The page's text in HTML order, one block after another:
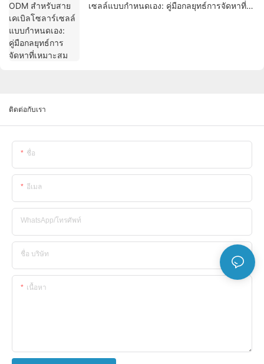
เซลล์แบบกำหนดเอง: คู่มือกลยุทธ์การจัดหาที่
ติดต่อกับเรา
ชื่อ
อีเมล
WhatsApp/โทรศัพท์
ชื่อ บริษัท
เนื้อหา